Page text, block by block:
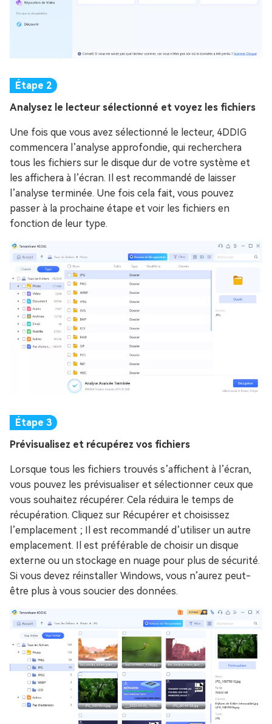
Analysez le lecteur sélectionné et voyez les fichiers
Une fois que vous avez sélectionné le lecteur, 4DDIG
commencera l’analyse approfondie, qui recherchera
tous les fichiers sur le disque dur de votre système et
les affichera à l’écran. Il est recommandé de laisser
l’analyse terminée. Une fois cela fait, vous pouvez
passer à la prochaine étape et voir les fichiers en
fonction de leur type.
Prévisualisez et récupérez vos fichiers
Lorsque tous les fichiers trouvés s’affichent à l’écran,
vous pouvez les prévisualiser et sélectionner ceux que
vous souhaitez récupérer. Cela réduira le temps de
récupération. Cliquez sur Récupérer et choisissez
l’emplacement ; Il est recommandé d’utiliser un autre
emplacement. Il est préférable de choisir un disque
externe ou un stockage en nuage pour plus de sécurité.
Si vous devez réinstaller Windows, vous n’aurez peut-
être plus à vous soucier des données.